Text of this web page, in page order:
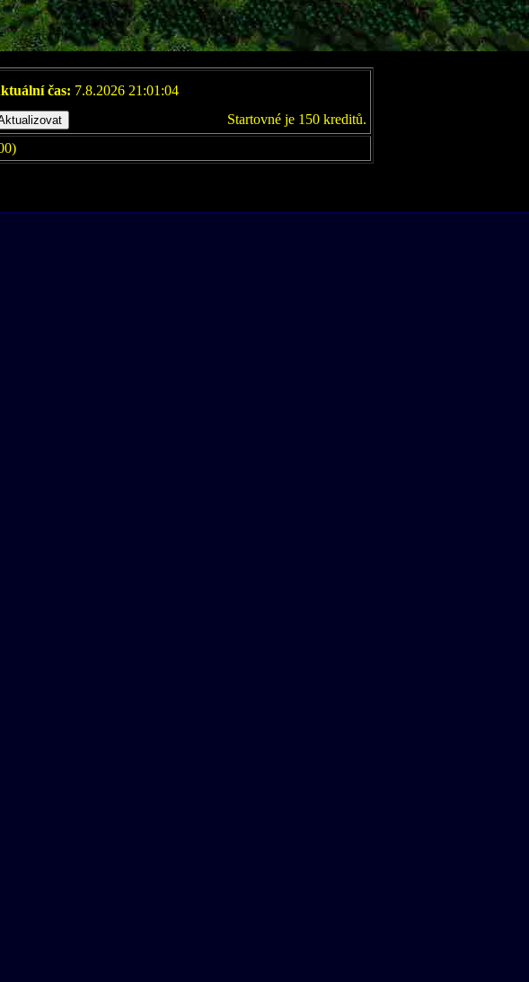
čas: 7.8.2026 21:01:04
Startovné je 150 kreditů.